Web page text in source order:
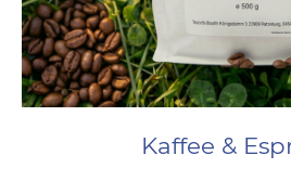
Kaffee &